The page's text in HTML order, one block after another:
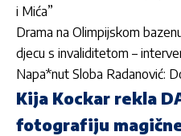
i Mića”
Drama na Olimpijskom
djecu s invaliditetom –
Napa*nut Sloba Radanović:
Kija Kockar rekla
fotografiju